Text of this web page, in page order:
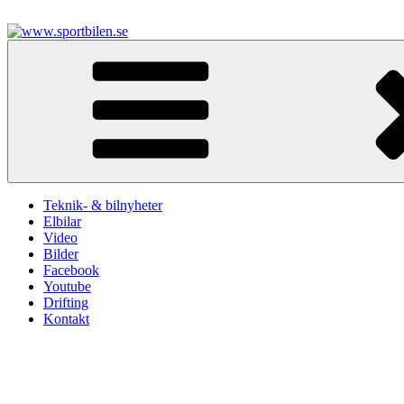
till
innehåll
www.sportbilen.se
Teknik- & bilnyheter
Elbilar
Video
Bilder
Facebook
Youtube
Drifting
Kontakt